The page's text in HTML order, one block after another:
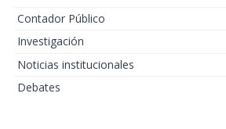
Contador Público
Investigación
Noticias institucionales
Debates